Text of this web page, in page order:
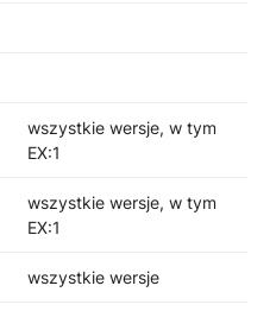
wszystkie wersje, w tym
EX:1
wszystkie wersje, w tym
EX:1
wszystkie wersje